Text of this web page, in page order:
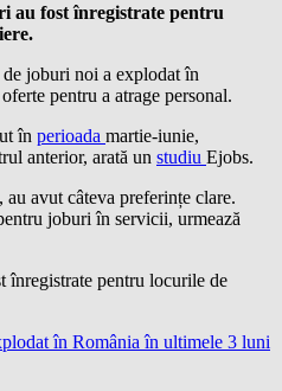
au fost înregistrate pentru
joburi noi a explodat în
pentru a atrage personal.
în perioada martie-iunie,
anterior, arată un studiu Ejobs.
avut câteva preferințe clare.
joburi în servicii, urmează
înregistrate pentru locurile de
în România în ultimele 3 luni